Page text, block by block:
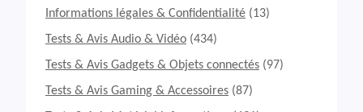
Informations légales & Confidentialité (13)
Tests & Avis Audio & Vidéo (434)
Tests & Avis Gadgets & Objets connectés (97)
Tests & Avis Gaming & Accessoires (87)